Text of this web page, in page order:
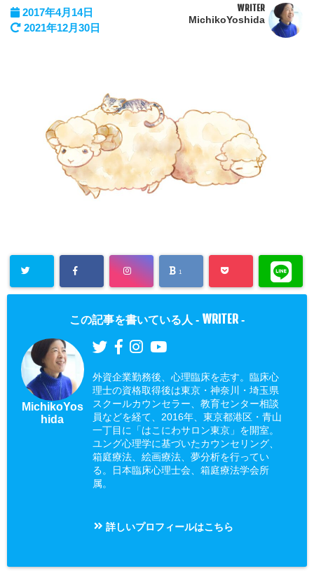
2017年4月14日
2021年12月30日
WRITER
MichikoYoshida
1
この記事を書いている人 - WRITER -
MichikoYos
hida
外資企業勤務後、心理臨床を志す。臨床心
理士の資格取得後は東京・神奈川・埼玉県
スクールカウンセラー、教育センター相談
員などを経て、2016年、東京都港区・青山
一丁目に「はこにわサロン東京」を開室。
ユング心理学に基づいたカウンセリング、
箱庭療法、絵画療法、夢分析を行ってい
る。日本臨床心理士会、箱庭療法学会所
属。
詳しいプロフィールはこちら